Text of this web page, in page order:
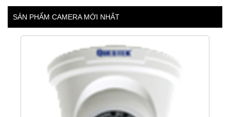
SẢN PHẨM CAMERA MỚI NHẤT